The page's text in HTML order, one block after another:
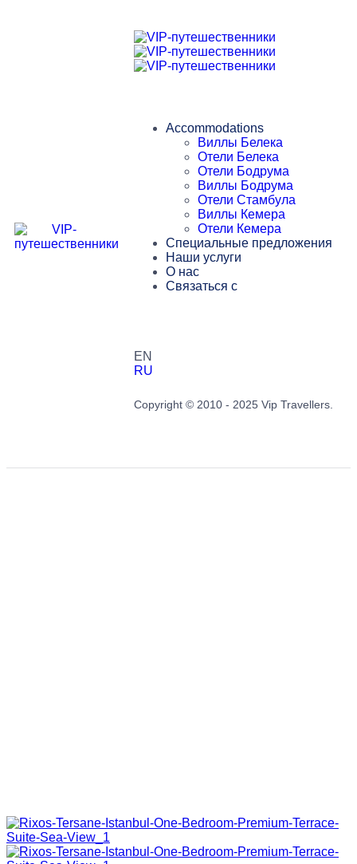
Accommodations
Виллы Белека
Отели Белека
Отели Бодрума
Виллы Бодрума
Отели Стамбула
Виллы Кемера
Отели Кемера
Специальные предложения
Наши услуги
О нас
Связаться с
EN
RU
Copyright © 2010 - 2025 Vip Travellers.